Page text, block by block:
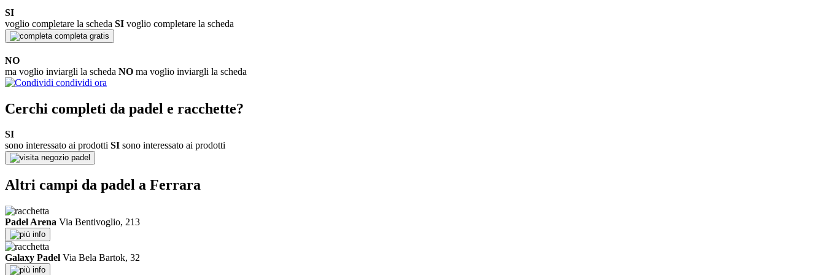
SI
voglio completare la scheda SI voglio completare la scheda
completa gratis
NO
ma voglio inviargli la scheda NO ma voglio inviargli la scheda
condividi ora
Cerchi completi da padel e racchette?
SI
sono interessato ai prodotti SI sono interessato ai prodotti
negozio padel
Altri campi da padel a Ferrara
Padel Arena Via Bentivoglio, 213
info
Galaxy Padel Via Bela Bartok, 32
info